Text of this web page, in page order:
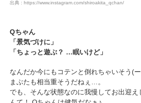
出典 : https://www.instagram.com/shiroakita_qchan/
Qちゃん
「景気づけに」
「ちょっと遊ぶ？ …眠いけど」
なんだか今にもコテンと倒れちゃいそう(
まぶたも相当重そうだねぇ…。
でも、そんな状態なのに我慢してお出迎